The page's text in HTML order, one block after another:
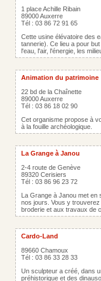
1 place Achille Ribain
89000 Auxerre
Tél : 03 86 72 91 65
Cette usine élévatoire des
tannerie). Ce lieu a pour
l'eau, l'air, l'énergie, les
Animation du patrimoine
22 bd de la Chaînette
89000 Auxerre
Tél : 03 86 18 02 90
Cet organisme propose à
à la fouille archéologique.
La Grange à Janou
2-4 route de Genève
89320 Cerisiers
Tél : 03 86 96 23 72
La Grange à Janou met en
nos jours. Vous y
broderie et aux travaux de
Cardo-Land
89660 Chamoux
Tél : 03 86 33 28 33
Un sculpteur a créé, dans
préhistorique et des